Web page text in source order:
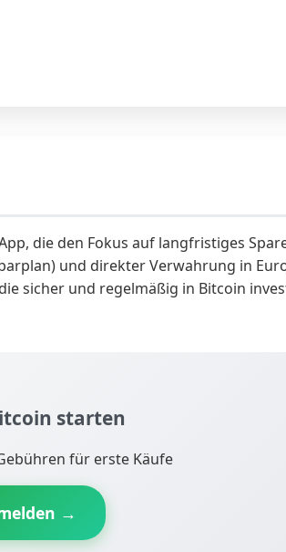
die den Fokus auf langfristiges
und direkter Verwahrung in
sicher und regelmäßig in Bitcoin
starten
für erste Käufe
→